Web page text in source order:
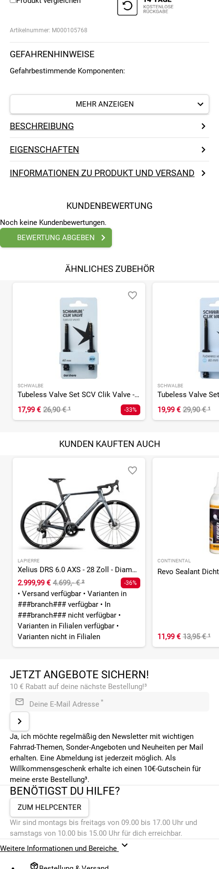
Artikelnummer: M000105768
GEFAHRENHINWEISE
Gefahrbestimmende Komponenten:
MEHR ANZEIGEN
BESCHREIBUNG
EIGENSCHAFTEN
INFORMATIONEN ZU PRODUKT UND VERSAND
KUNDENBEWERTUNG
Noch keine Kundenbewertungen.
BEWERTUNG ABGEBEN
ÄHNLICHES ZUBEHÖR
SCHWALBE
Tubeless Valve Set SCV Clik Valve - 60 mm
17,99 € 26,90 €¹ -33%
SCHWALBE
19,99 € 29,90 €¹
KUNDEN KAUFTEN AUCH
LAPIERRE
Xelius DRS 6.0 AXS - 28 Zoll - Diamant
2.999,99 € 4.699,- €² -36%
• Versand verfügbar • Varianten in
###branch### verfügbar • In
###branch### nicht verfügbar •
Varianten in Filialen verfügbar •
Varianten nicht in Filialen
CONTINENTAL
Revo Sealant
11,99 € 13,95 €¹
JETZT ANGEBOTE SICHERN!
10 € Rabatt auf deine nächste Bestellung!³
Deine E-Mail Adresse *
Ja, ich möchte regelmäßig den Newsletter mit wichtigen
Fahrrad-Themen, Sonder-Angeboten und Neuheiten per Mail
erhalten. Eine Abmeldung ist jederzeit möglich. Als
Willkommensgeschenk erhalte ich einen 10€-Gutschein für
meine erste Bestellung³.
BENÖTIGST DU HILFE?
ZUM HELPCENTER
Wir sind montags bis freitags von 09.00 bis 17.00 Uhr und
samstags von 10.00 bis 15.00 Uhr für dich erreichbar.
Weitere Informationen und Bereiche